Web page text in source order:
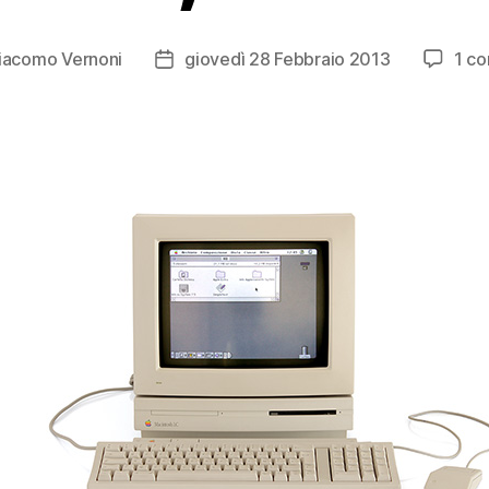
Vernoni
Datagiovedì 28 Febbraio 2013 1